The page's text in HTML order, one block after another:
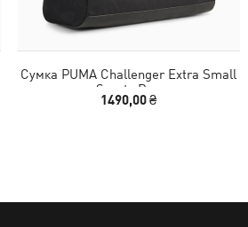
Сумка PUMA Challenger Extra Small
Sports Bag
1490,00 ₴